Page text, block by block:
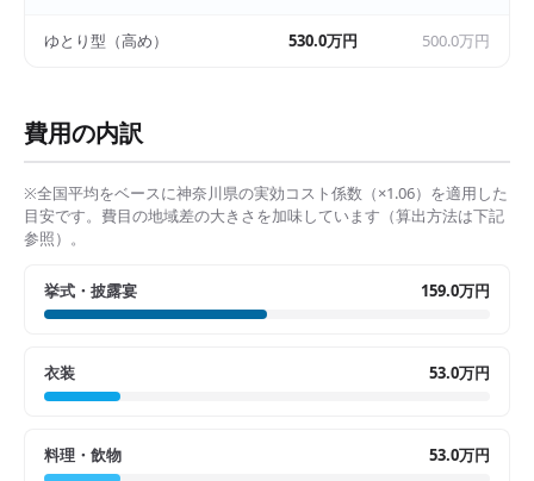
ゆとり型（高め） 530.0万円 500.0万円
費用の内訳
※全国平均をベースに神奈川県の実効コスト係数（×1.06）を適用した
目安です。費目の地域差の大きさを加味しています（算出方法は下記
参照）。
挙式・披露宴 159.0万円
衣装 53.0万円
料理・飲物 53.0万円